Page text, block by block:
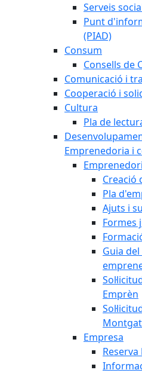
Serveis
Punt
(PIAD)
Consum
Consells de
Comunicació i
Cooperació i
Cultura
Pla de
Emprenedoria i
Creació
Pla
Ajuts i
Formes
Guia
Emprèn
Empresa